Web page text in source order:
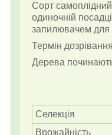
Сорт
одиночній
запилювачем для
Термін
Дерева
Селекція
Врожайність